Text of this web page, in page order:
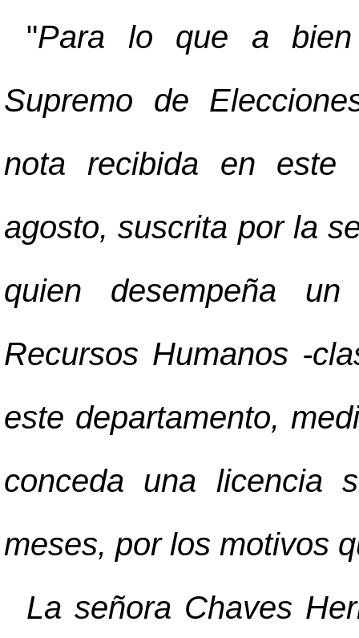
"Para lo que a bien
Supremo de
nota recibida en este
agosto, suscrita por la
quien desempeña
Recursos Humanos -
este departamento,
conceda una licencia
meses, por los motivos
La señora Chaves